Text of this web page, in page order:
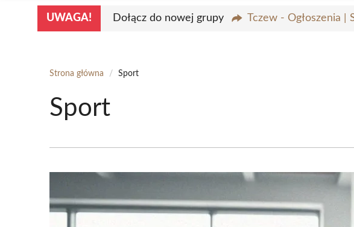
UWAGA! Dołącz do nowej grupy Tczew - Ogłoszenia |
Strona główna / Sport
Sport